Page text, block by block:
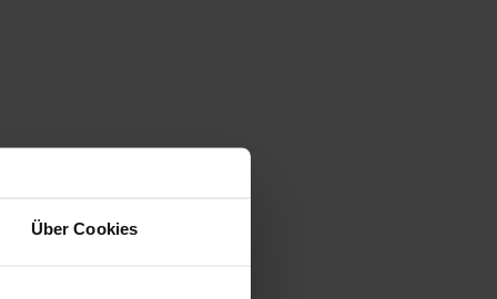
Über Cookies